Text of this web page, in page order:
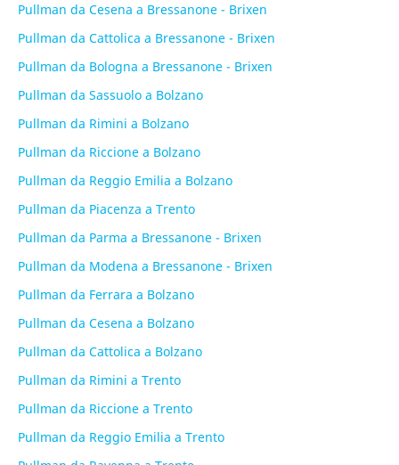
Pullman da Cesena a Bressanone - Brixen
Pullman da Cattolica a Bressanone - Brixen
Pullman da Bologna a Bressanone - Brixen
Pullman da Sassuolo a Bolzano
Pullman da Rimini a Bolzano
Pullman da Riccione a Bolzano
Pullman da Reggio Emilia a Bolzano
Pullman da Piacenza a Trento
Pullman da Parma a Bressanone - Brixen
Pullman da Modena a Bressanone - Brixen
Pullman da Ferrara a Bolzano
Pullman da Cesena a Bolzano
Pullman da Cattolica a Bolzano
Pullman da Rimini a Trento
Pullman da Riccione a Trento
Pullman da Reggio Emilia a Trento